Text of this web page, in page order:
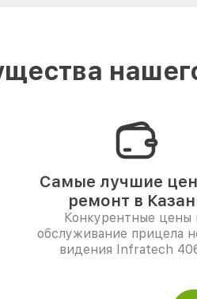
Самые лучшие
ремонт в
Конкурентные цены
обслуживание прицела
видения Infratech